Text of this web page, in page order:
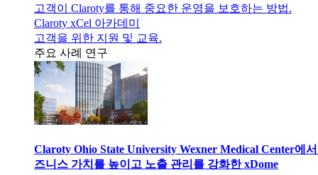
고객이 Claroty를 통해 중요한 운영을 보호하는 방법.
Claroty xCel 아카데미
고객을 위한 지원 및 교육.
주요 사례 연구
Claroty Ohio State University Wexner Medical Center에
즈니스 가치를 높이고 노출 관리를 강화한 xDome